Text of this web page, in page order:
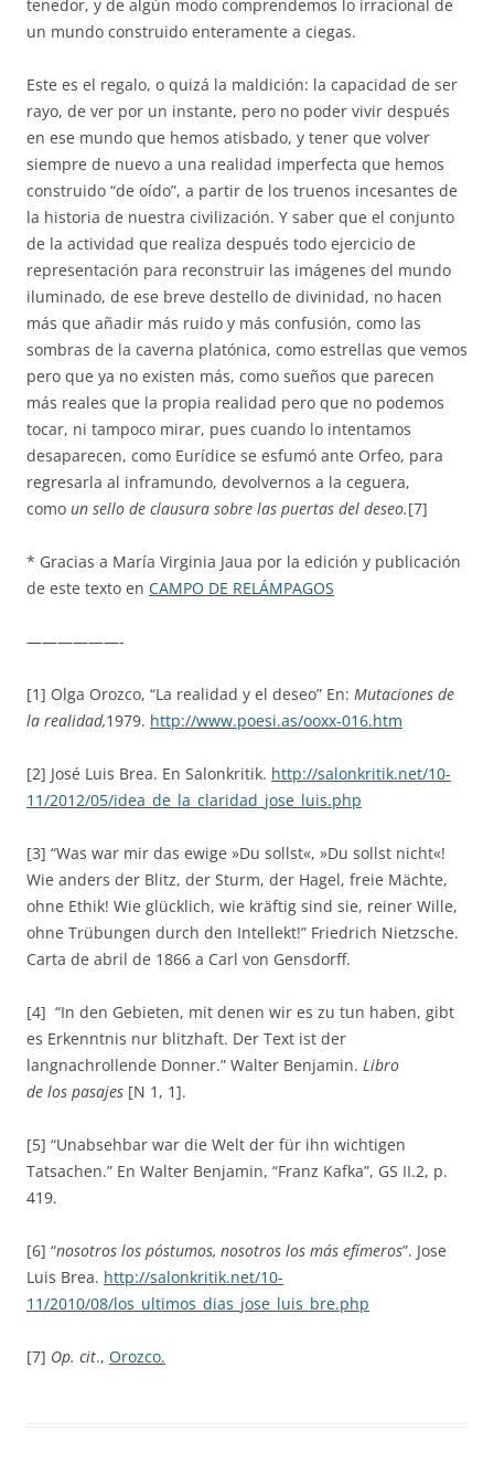
tenedor, y de algún modo comprendemos lo irracional de
un mundo construido enteramente a ciegas.
Este es el regalo, o quizá la maldición: la capacidad de ser
rayo, de ver por un instante, pero no poder vivir después
en ese mundo que hemos atisbado, y tener que volver
siempre de nuevo a una realidad imperfecta que hemos
construido “de oído”, a partir de los truenos incesantes de
la historia de nuestra civilización. Y saber que el conjunto
de la actividad que realiza después todo ejercicio de
representación para reconstruir las imágenes del mundo
iluminado, de ese breve destello de divinidad, no hacen
más que añadir más ruido y más confusión, como las
sombras de la caverna platónica, como estrellas que vemos
pero que ya no existen más, como sueños que parecen
más reales que la propia realidad pero que no podemos
tocar, ni tampoco mirar, pues cuando lo intentamos
desaparecen, como Eurídice se esfumó ante Orfeo, para
regresarla al inframundo, devolvernos a la ceguera,
como un sello de clausura sobre las puertas del deseo.[7]
* Gracias a María Virginia Jaua por la edición y publicación
de este texto en CAMPO DE RELÁMPAGOS
——————-
[1] Olga Orozco, “La realidad y el deseo” En: Mutaciones de
la realidad,1979. http://www.poesi.as/ooxx-016.htm
[2] José Luis Brea. En Salonkritik. http://salonkritik.net/10-
11/2012/05/idea_de_la_claridad_jose_luis.php
[3] “Was war mir das ewige »Du sollst«, »Du sollst nicht«!
Wie anders der Blitz, der Sturm, der Hagel, freie Mächte,
ohne Ethik! Wie glücklich, wie kräftig sind sie, reiner Wille,
ohne Trübungen durch den Intellekt!” Friedrich Nietzsche.
Carta de abril de 1866 a Carl von Gensdorff.
[4] “In den Gebieten, mit denen wir es zu tun haben, gibt
es Erkenntnis nur blitzhaft. Der Text ist der
langnachrollende Donner.” Walter Benjamin. Libro
de los pasajes [N 1, 1].
[5] “Unabsehbar war die Welt der für ihn wichtigen
Tatsachen.” En Walter Benjamin, “Franz Kafka”, GS II.2, p.
419.
[6] “nosotros los póstumos, nosotros los más efímeros”. Jose
Luis Brea. http://salonkritik.net/10-
11/2010/08/los_ultimos_dias_jose_luis_bre.php
[7] Op. cit., Orozco.